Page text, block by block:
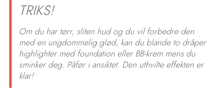
TRIKS!
Om du har tørr, sliten hud og du vil forbedre den
med en ungdommelig glød, kan du blande to dråper
highlighter med foundation eller BB-krem mens du
sminker deg. Påfør i ansiktet. Den uthvilte effekten er
klar!